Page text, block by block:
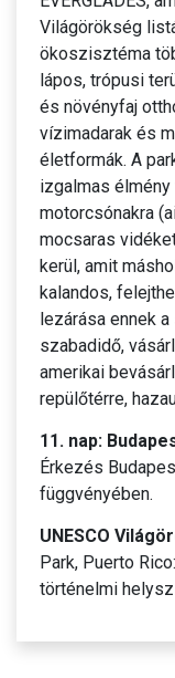
Világörökség
ökoszisztéma
lápos, trópusi
és növényfaj
vízimadarak és
életformák. A
izgalmas élmény
motorcsónakra
mocsaras
kerül, amit
kalandos,
lezárása ennek
szabadidő,
amerikai
repülőtérre,
11. nap:
Érkezés
függvényében.
UNESCO
Park, Puerto
történelmi